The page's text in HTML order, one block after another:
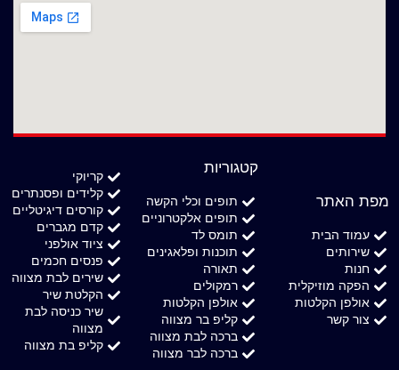
מפת האתר
עמוד הבית
שירותים
חנות
הפקה מוזיקלית
אולפן הקלטות
צור קשר
קטגוריות
תופים וכלי הקשה
תופים אלקטרוניים
תומס לד
תוכנות ופלאגינים
תאורה
רמקולים
אולפן הקלטות
קליפ בר מצווה
ברכה לבת מצווה
ברכה לבר מצווה
קריוקי
קלידים ופסנתרים
קורסים דיגיטליים
קדם מגברים
ציוד אולפני
פנסים חכמים
שירים לבת מצווה
הקלטת שיר
שיר כניסה לבת
מצווה
קליפ בת מצווה